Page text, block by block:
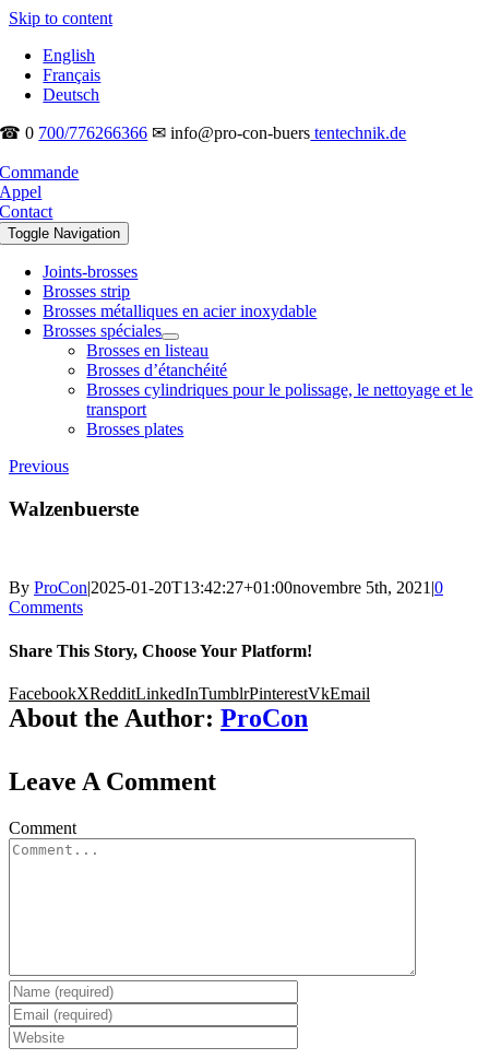
Skip to content
English
Français
Deutsch
☎ 0 700/776266366 ✉ info@pro-con-buers tentechnik.de
Commande
Appel
Contact
Toggle Navigation
Joints-brosses
Brosses strip
Brosses métalliques en acier inoxydable
Brosses spéciales
Brosses en listeau
Brosses d’étanchéité
Brosses cylindriques pour le polissage, le nettoyage et le
transport
Brosses plates
Previous
Walzenbuerste
By ProCon|2025-01-20T13:42:27+01:00novembre 5th, 2021|0
Comments
Share This Story, Choose Your Platform!
FacebookXRedditLinkedInTumblrPinterestVkEmail
About the Author: ProCon
Leave A Comment
Comment